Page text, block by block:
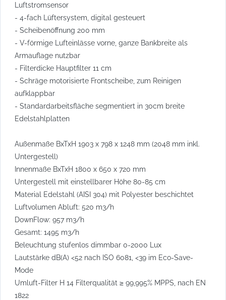
Luftstromsensor
- 4-fach Lüftersystem, digital gesteuert
- Scheibenöffnung 200 mm
- V-förmige Lufteinlässe vorne, ganze Bankbreite als
Armauflage nutzbar
- Filterdicke Hauptfilter 11 cm
- Schräge motorisierte Frontscheibe, zum Reinigen
aufklappbar
- Standardarbeitsfläche segmentiert in 30cm breite
Edelstahlplatten
Außenmaße BxTxH 1903 x 798 x 1248 mm (2048 mm inkl.
Untergestell)
Innenmaße BxTxH 1800 x 650 x 720 mm
Untergestell mit einstellbarer Höhe 80-85 cm
Material Edelstahl (AISI 304) mit Polyester beschichtet
Luftvolumen Abluft: 520 m3/h
DownFlow: 957 m3/h
Gesamt: 1495 m3/h
Beleuchtung stufenlos dimmbar 0-2000 Lux
Lautstärke dB(A) <52 nach ISO 6081, <39 im Eco-Save-
Mode
Umluft-Filter H 14 Filterqualität ≥ 99,995% MPPS, nach EN
1822